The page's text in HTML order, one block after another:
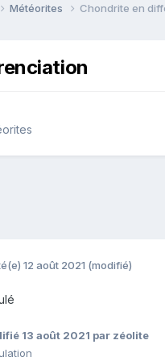
Météorites Chondrite en
12 août 2021 (modifié)
13 août 2021 par zéolite